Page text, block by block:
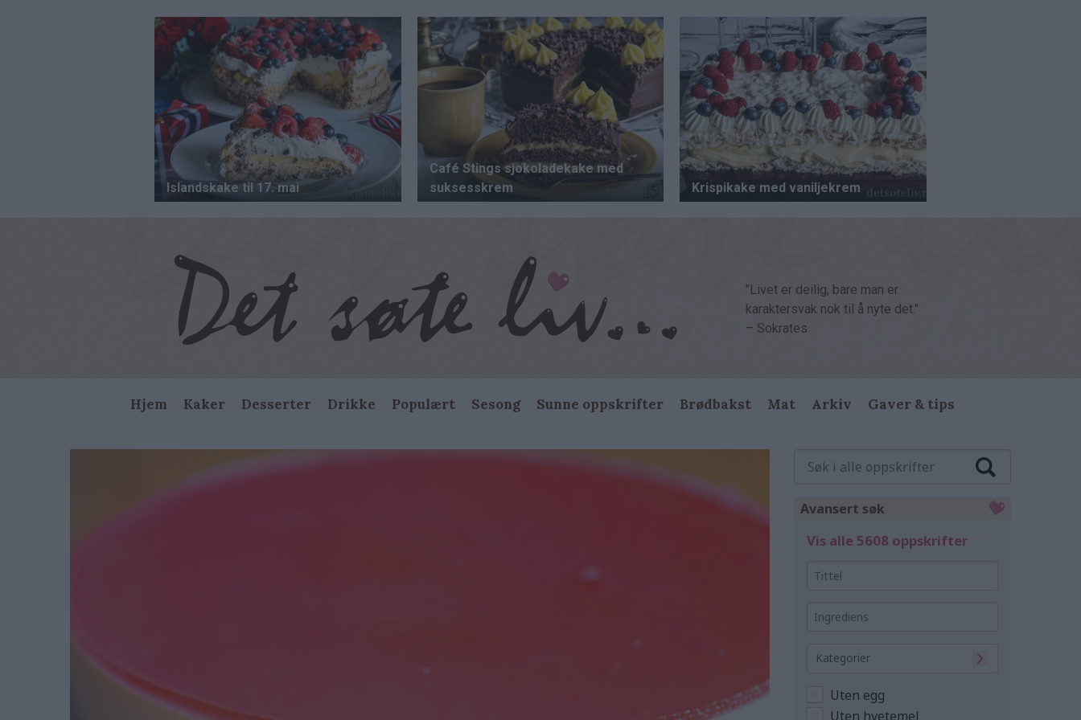
"Livet er deilig, bare man er
karaktersvak nok til å nyte det."
– Sokrates
Main
navigation
Hjem Kaker Desserter Drikke Populært Sesong Sunne oppskrifter Brødbakst Mat Arkiv Gaver & tips
Avansert søk
Vis alle 5608 oppskrifter
Kategorier
Uten egg
Uten hvetemel